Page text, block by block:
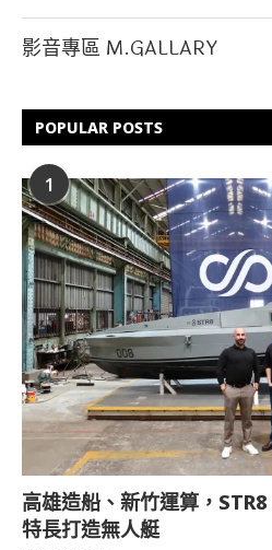
影音專區 M.GALLARY
POPULAR POSTS
1
高雄造船、新竹運算，
特長打造無人艇